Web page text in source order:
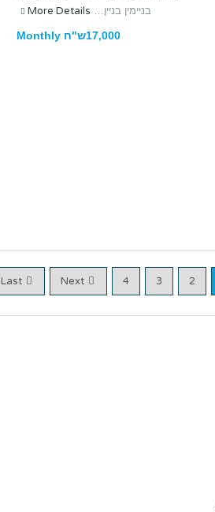
בניימין בניין… More Details
17,000ש"ח Monthly
2
3
4
Next
Last